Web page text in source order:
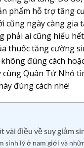
phẩm hỗ trợ tăng
cũng ngày càng gia
phải ai cũng hiểu
thuốc tăng cường
đúng cách
cùng Quân Tử Nhỏ
đúng cách nhé!
vài điều về suy giảm
sinh lý ở nam giới và